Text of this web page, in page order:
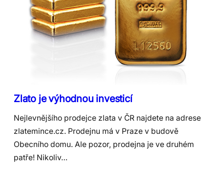
Zlato je výhodnou investicí
Nejlevnějšího prodejce zlata v ČR najdete na adrese
zlatemince.cz. Prodejnu má v Praze v budově
Obecního domu. Ale pozor, prodejna je ve druhém
patře! Nikoliv…